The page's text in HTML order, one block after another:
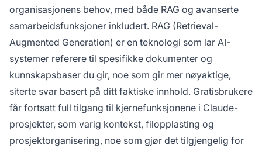
organisasjonens behov, med både RAG og avanserte
samarbeidsfunksjoner inkludert. RAG (Retrieval-
Augmented Generation) er en teknologi som lar AI-
systemer referere til spesifikke dokumenter og
kunnskapsbaser du gir, noe som gir mer nøyaktige,
siterte svar basert på ditt faktiske innhold. Gratisbrukere
får fortsatt full tilgang til kjernefunksjonene i Claude-
prosjekter, som varig kontekst, filopplasting og
prosjektorganisering, noe som gjør det tilgjengelig for